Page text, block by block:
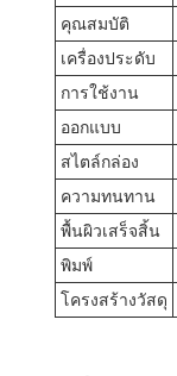
คุณสมบัติ
เครื่องประดับ
การใช้งาน
ออกแบบ
สไตล์กล่อง
ความทนทาน
พื้นผิวเสร็จสิ้น
พิมพ์
โครงสร้างวัสดุ